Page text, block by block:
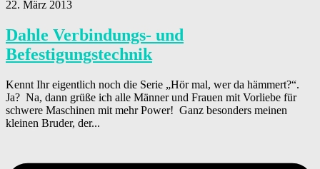
22. März 2013
Dahle Verbindungs- und
Befestigungstechnik
Kennt Ihr eigentlich noch die Serie „Hör mal, wer da hämmert?“.
Ja? Na, dann grüße ich alle Männer und Frauen mit Vorliebe für
schwere Maschinen mit mehr Power! Ganz besonders meinen
kleinen Bruder, der...